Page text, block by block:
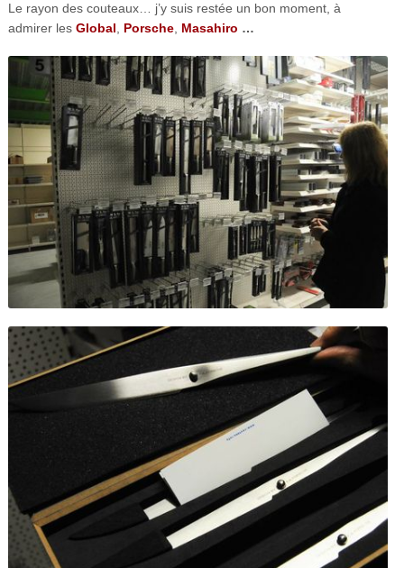
Le rayon des couteaux… j’y suis restée un bon moment, à
admirer les Global Porsche, Masahiro …